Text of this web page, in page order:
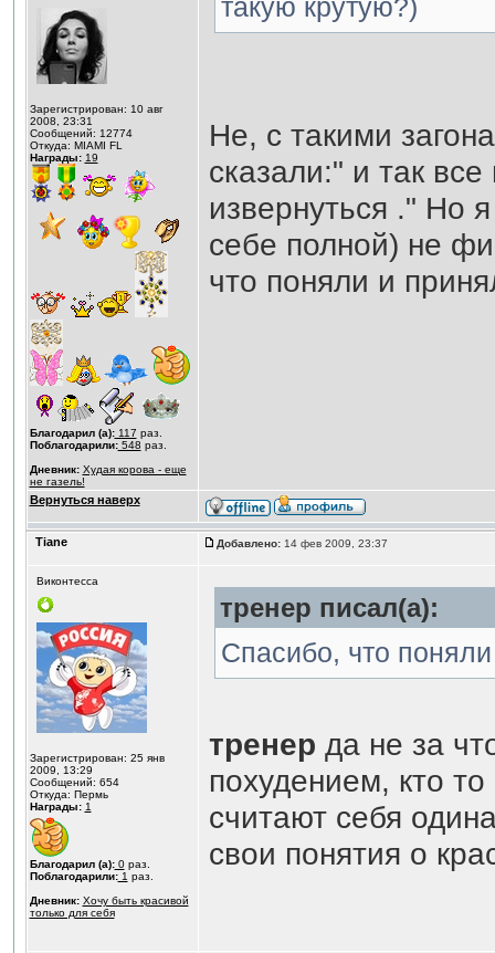
Зарегистрирован: 10 авг
2008, 23:31
Сообщений: 12774
Откуда: MIAMI FL
Награды: 19
Благодарил (а):117 раз.
Поблагодарили:548 раз.
Дневник: Худая корова - еще
не газель!
такую крутую?)
Не, с такими
сказали:" и так
извернуться ." Но
себе полной) не
что поняли и
Вернуться наверх
Tiane Добавлено:14 фев 2009, 23:37
Виконтесса
Зарегистрирован: 25 янв
2009, 13:29
Сообщений: 654
Откуда: Пермь
Награды: 1
Благодарил (а):0раз.
Поблагодарили:1 раз.
Дневник: Хочу быть красивой
только для себя
тренер писал(а):
Спасибо, что
тренер да не за
похудением, кто
считают себя
свои понятия о